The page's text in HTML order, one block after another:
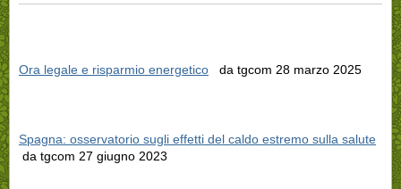
Ora legale e risparmio energetico da tgcom 28 marzo 2025
Spagna: osservatorio sugli effetti del caldo estremo sulla salute
da tgcom 27 giugno 2023